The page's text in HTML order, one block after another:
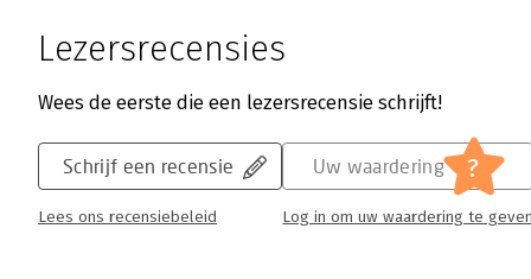
Lezersrecensies
Wees de eerste die een lezersrecensie schrijft!
Schrijf een recensie
Lees ons recensiebeleid
Uw waardering ?
Log in om uw waardering te